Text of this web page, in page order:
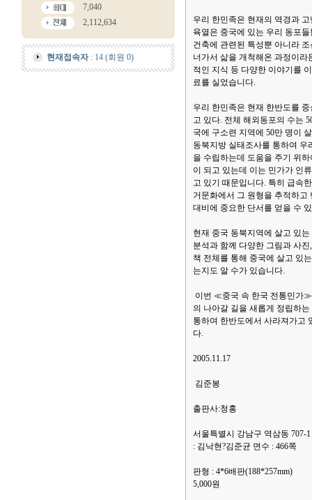
7,040
2,112,634
현재접속자: 14 (회원 0)
우리 한민족은 현재의 역경과
육열은 중국에 있는 우리 동포
건축에 관련된 특성뿐 아니라
너가서 삶을 개척해온 과정이
적인 지식 등 다양한 이야기를
료를 실었습니다.
우리 한민족은 현재 한반도를
고 있다. 전체 해외동포의 수는
국에 구소련 지역에 50만 명이
동북지방 실태조사를 통하여
을 수립하는데 도움을 주기 위
이 되고 있는데 이는 민가가 인
고 있기 때문입니다. 특히 급속
거문화에서 그 원형을 추적하
대비에 중요한 단서를 얻을 수
현재 중국 동북지역에 살고 있
분석과 함께 다양한 그림과 사
책 전체를 통해 중국에 살고 있
는지도 알 수가 있습니다.
이번 ≪중국 속 한국 전통민가≫
의 나아갈 길을 새롭게 정립하
통하여 한반도에서 사라져가고
다.
2005.11.17
김준봉
출판사:청홍
서울특별시 강남구 역삼동 707-
: 김낙현?김준균 면수 : 466쪽
판형 : 4*6배판(188*257mm)
5,000원